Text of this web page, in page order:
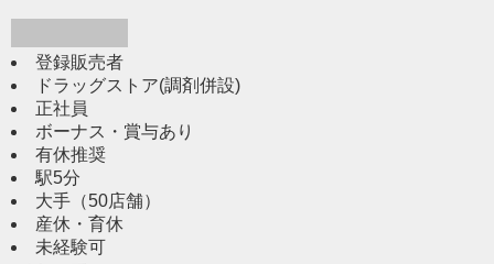
登録販売者
ドラッグストア(調剤併設)
正社員
ボーナス・賞与あり
有休推奨
駅5分
大手（50店舗）
産休・育休
未経験可